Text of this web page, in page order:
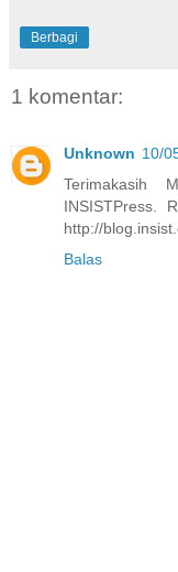
Berbagi
1 komentar:
Unknown 10/
Terimakasih
INSISTPress.
http://
Balas